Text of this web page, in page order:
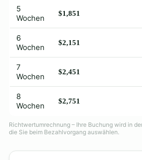
5
Wochen
$1,851
6
Wochen
$2,151
7
Wochen
$2,451
8
Wochen
$2,751
Richtwertumrechnung – Ihre Buchung wird in
die Sie beim Bezahlvorgang auswählen.